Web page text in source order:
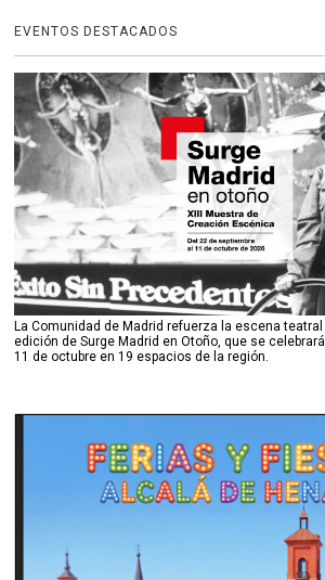
EVENTOS DESTACADOS
La Comunidad de Madrid refuerza la escena teatral
edición de Surge Madrid en Otoño, que se
11 de octubre en 19 espacios de la región.